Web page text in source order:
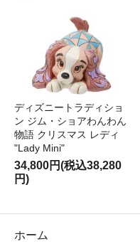
ディズニートラディショ
ン ジム・ショアわんわん
物語 クリスマス レディ
"Lady Mini"
34,800円(税込38,280
円)
ホーム